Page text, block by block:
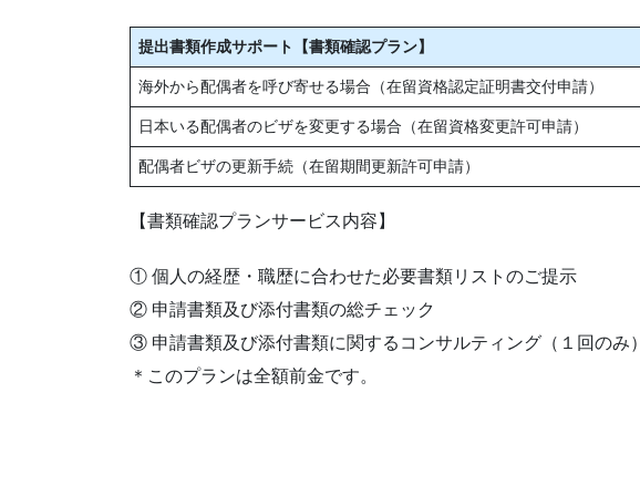
提出書類作成サポート【書類確認プラン】
海外から配偶者を呼び寄せる場合（在留資格認定証明書交付申請）
日本いる配偶者のビザを変更する場合（在留資格変更許可申請）
配偶者ビザの更新手続（在留期間更新許可申請）
【書類確認プランサービス内容】
① 個人の経歴・職歴に合わせた必要書類リストのご提示
② 申請書類及び添付書類の総チェック
③ 申請書類及び添付書類に関するコンサルティング（１回のみ）
＊このプランは全額前金です。